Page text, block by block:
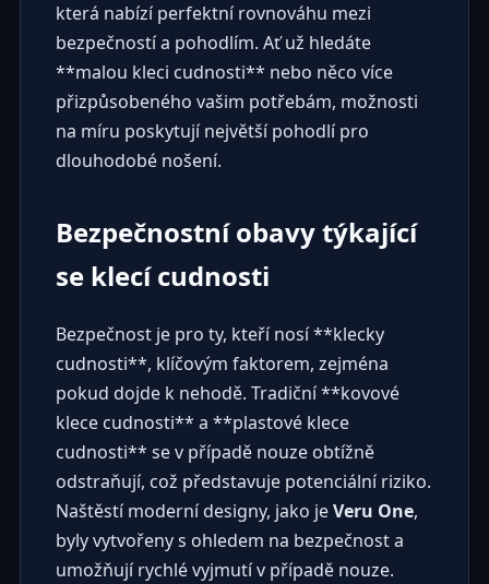
která nabízí perfektní rovnováhu mezi
bezpečností a pohodlím. Ať už hledáte
**malou kleci cudnosti** nebo něco více
přizpůsobeného vašim potřebám, možnosti
na míru poskytují největší pohodlí pro
dlouhodobé nošení.
Bezpečnostní obavy týkající
se klecí cudnosti
Bezpečnost je pro ty, kteří nosí **klecky
cudnosti**, klíčovým faktorem, zejména
pokud dojde k nehodě. Tradiční **kovové
klece cudnosti** a **plastové klece
cudnosti** se v případě nouze obtížně
odstraňují, což představuje potenciální riziko.
Naštěstí moderní designy, jako jeVeru One,
byly vytvořeny s ohledem na bezpečnost a
umožňují rychlé vyjmutí v případě nouze.